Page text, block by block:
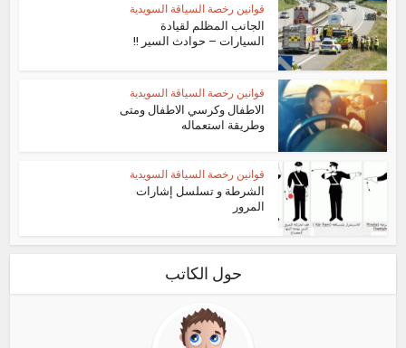
قوانين رخصة السياقة السويدية
الجانب المظلم لقيادة
السيارات – حوادث السير !!
قوانين رخصة السياقة السويدية
الاطفال وكرسي الاطفال ومتى
وطريقة استعماله
قوانين رخصة السياقة السويدية
الشرطة و تسلسل إشارات
المرور
حول الكاتب